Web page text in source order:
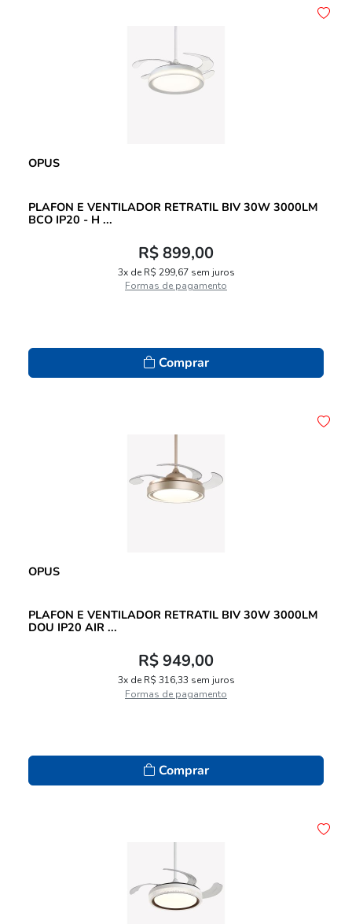
OPUS
PLAFON E VENTILADOR RETRATIL BIV 30W 3000LM
BCO IP20 - H ...
R$ 899,00
3x de R$ 299,67 sem juros
Formas de pagamento
Comprar
OPUS
PLAFON E VENTILADOR RETRATIL BIV 30W 3000LM
DOU IP20 AIR ...
R$ 949,00
3x de R$ 316,33 sem juros
Formas de pagamento
Comprar